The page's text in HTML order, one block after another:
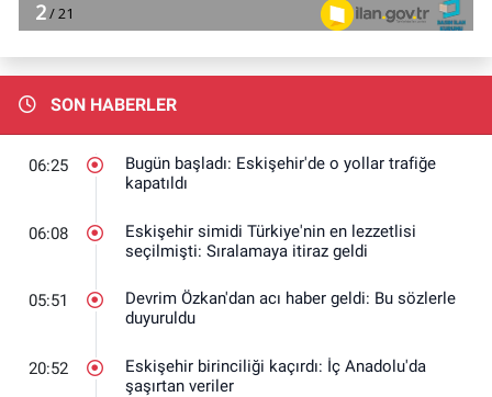
SON HABERLER
06:25
Bugün başladı: Eskişehir'de o yollar trafiğe
kapatıldı
06:08
Eskişehir simidi Türkiye'nin en lezzetlisi
seçilmişti: Sıralamaya itiraz geldi
05:51
Devrim Özkan'dan acı haber geldi: Bu sözlerle
duyuruldu
20:52
Eskişehir birinciliği kaçırdı: İç Anadolu'da
şaşırtan veriler